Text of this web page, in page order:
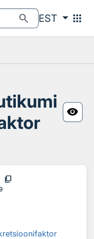
search EST apps
visibility
content_copy